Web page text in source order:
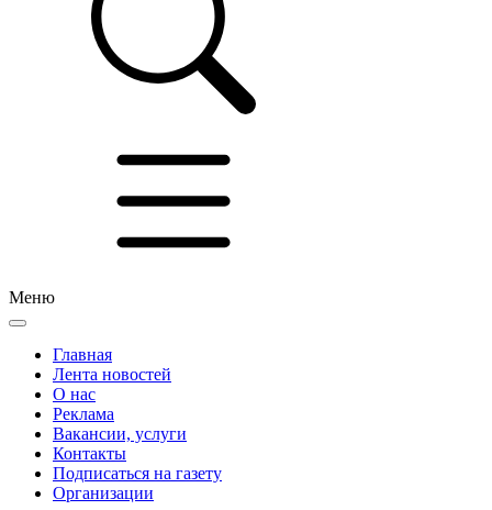
Меню
Главная
Лента новостей
О нас
Реклама
Вакансии, услуги
Контакты
Подписаться на газету
Организации